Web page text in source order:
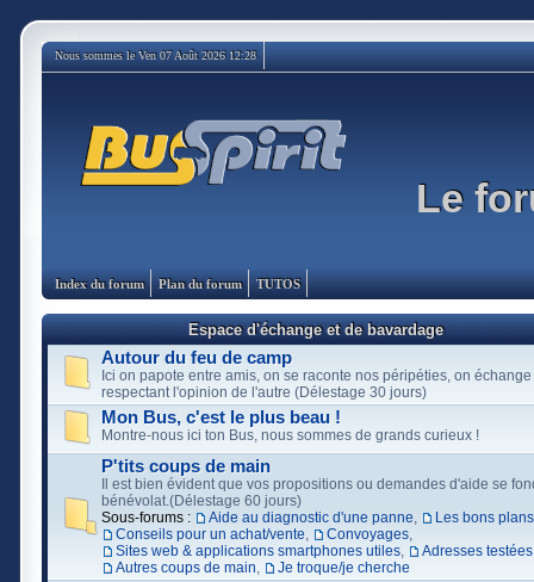
Nous sommes le Ven 07 Août 2026 12:28
Le
Index du forum Plan du forum TUTOS
Espace d'échange et de bavardage
Autour du feu de camp
Ici on papote entre amis, on se raconte nos péripéties, on
respectant l'opinion de l'autre (Délestage 30 jours)
Mon Bus, c'est le plus beau !
Montre-nous ici ton Bus, nous sommes de grands curieux !
P'tits coups de main
Il est bien évident que vos propositions ou demandes d'aide se
bénévolat.(Délestage 60 jours)
Sous-forums :
Aide au diagnostic d'une panne,
Les bons
Conseils pour un achat/vente, Convoyages,
Sites web & applications smartphones utiles, Adresses testées
Autres coups de main, Je troque/je cherche